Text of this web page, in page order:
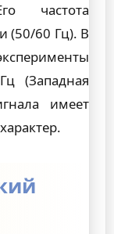
частота
(50/60 Гц). В
(Западная
имеет